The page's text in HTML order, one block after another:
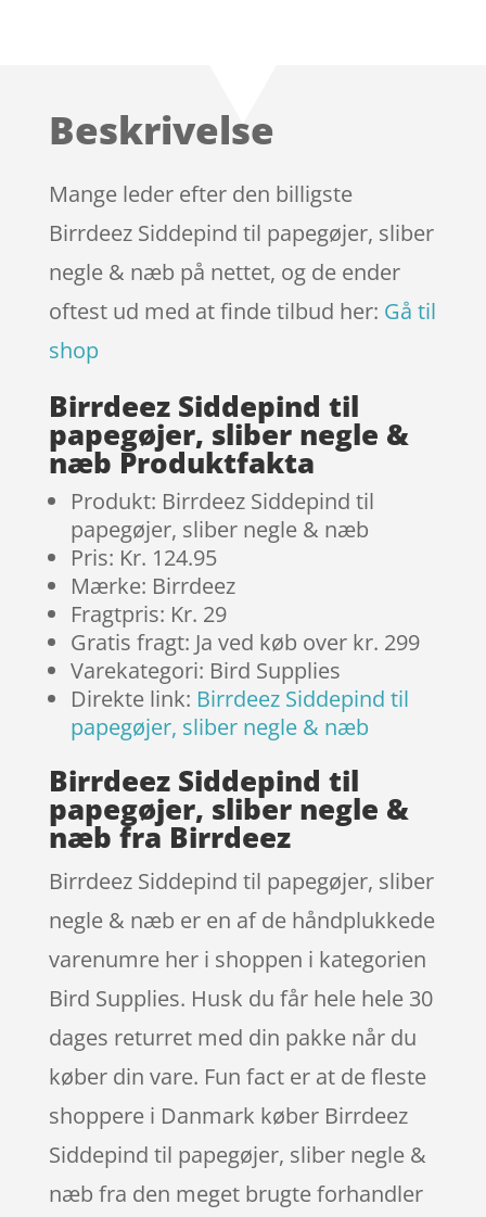
på
ømmels
er
Beskrivelse
Mange leder efter den billigste
Birrdeez Siddepind til papegøjer, sliber
negle & næb på nettet, og de ender
oftest ud med at finde tilbud her: Gå til
shop
Birrdeez Siddepind til
papegøjer, sliber negle &
næb Produktfakta
Produkt: Birrdeez Siddepind til
papegøjer, sliber negle & næb
Pris: Kr. 124.95
Mærke: Birrdeez
Fragtpris: Kr. 29
Gratis fragt: Ja ved køb over kr. 299
Varekategori: Bird Supplies
Direkte link: Birrdeez Siddepind til
papegøjer, sliber negle & næb
Birrdeez Siddepind til
papegøjer, sliber negle &
næb fra Birrdeez
Birrdeez Siddepind til papegøjer, sliber
negle & næb er en af de håndplukkede
varenumre her i shoppen i kategorien
Bird Supplies. Husk du får hele hele 30
dages returret med din pakke når du
køber din vare. Fun fact er at de fleste
shoppere i Danmark køber Birrdeez
Siddepind til papegøjer, sliber negle &
næb fra den meget brugte forhandler